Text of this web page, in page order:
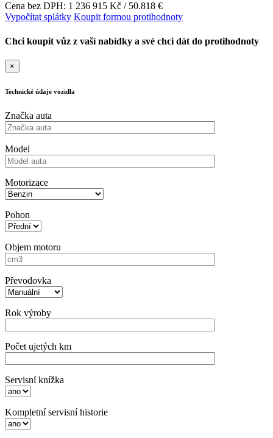
Cena bez DPH: 1 236 915 Kč / 50.818 €
Vypočítat splátky Koupit formou protihodnoty
Chci koupit vůz z vaší nabídky a své chci dát do protihodnoty
×
Technické údaje vozidla
Značka auta
Model
Motorizace
Pohon
Objem motoru
Převodovka
Rok výroby
Počet ujetých km
Servisní knížka
Kompletní servisní historie